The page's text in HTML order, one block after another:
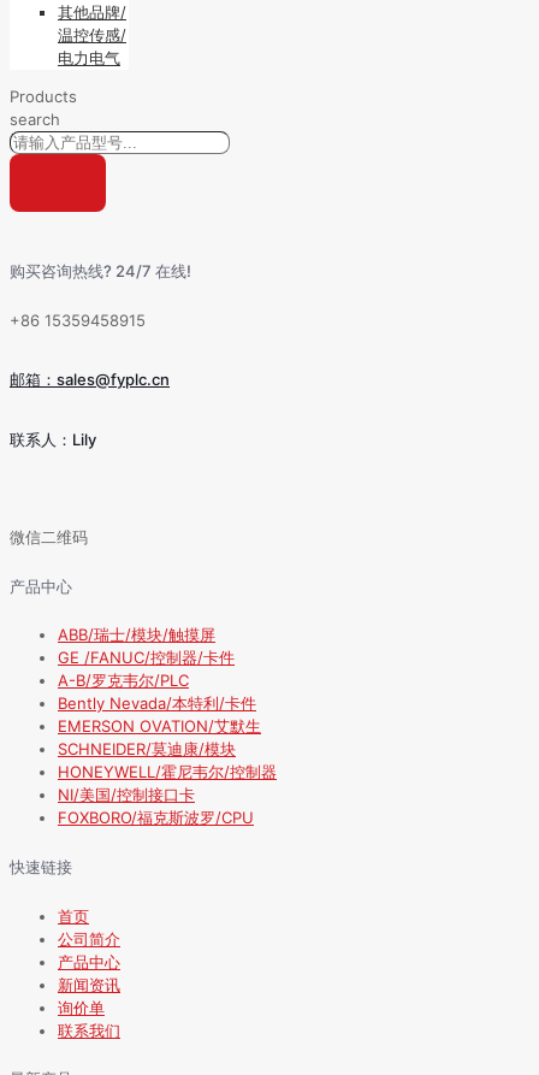
其他品牌/
温控传感/
电力电气
Products
search
购买咨询热线? 24/7 在线!
+86 15359458915
邮箱：sales@fyplc.cn
联系人：Lily
微信二维码
产品中心
ABB/瑞士/模块/触摸屏
GE /FANUC/控制器/卡件
A-B/罗克韦尔/PLC
Bently Nevada/本特利/卡件
EMERSON OVATION/艾默生
SCHNEIDER/莫迪康/模块
HONEYWELL/霍尼韦尔/控制器
NI/美国/控制接口卡
FOXBORO/福克斯波罗/CPU
快速链接
首页
公司简介
产品中心
新闻资讯
询价单
联系我们